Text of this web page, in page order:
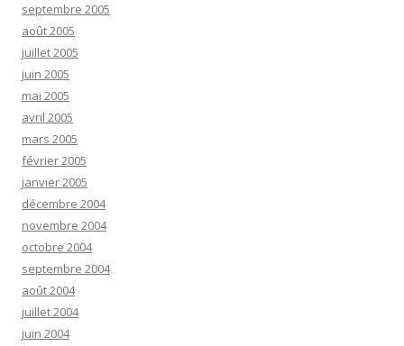
septembre 2005
août 2005
juillet 2005
juin 2005
mai 2005
avril 2005
mars 2005
février 2005
janvier 2005
décembre 2004
novembre 2004
octobre 2004
septembre 2004
août 2004
juillet 2004
juin 2004